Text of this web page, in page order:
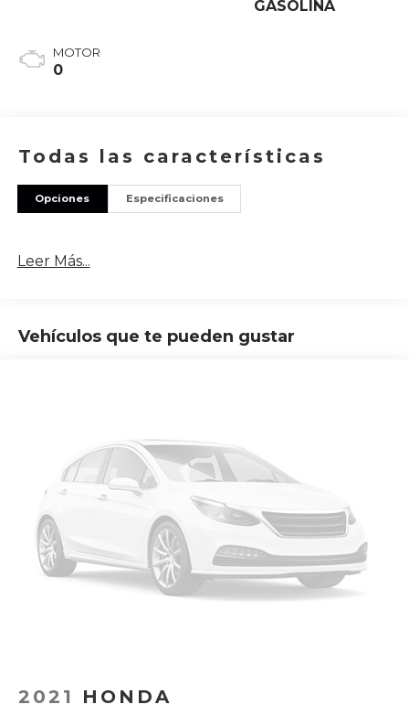
MOTOR
0
GASOLINA
Todas las características
Opciones Especificaciones
Leer Más...
Vehículos que te pueden gustar
2021 HONDA